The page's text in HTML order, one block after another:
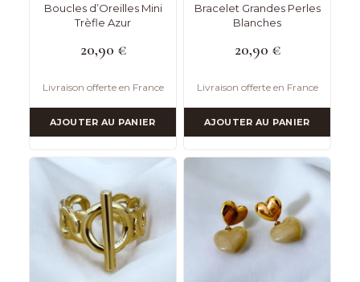
Boucles d’Oreilles Mini
Trèfle Azur
20,90 €
Livraison offerte en France
AJOUTER AU PANIER
Bracelet Grandes Perles
Blanches
20,90 €
Livraison offerte en France
AJOUTER AU PANIER